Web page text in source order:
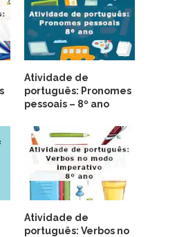
Atividade de
português: Pronomes
pessoais – 8º ano
Atividade de
português: Verbos no